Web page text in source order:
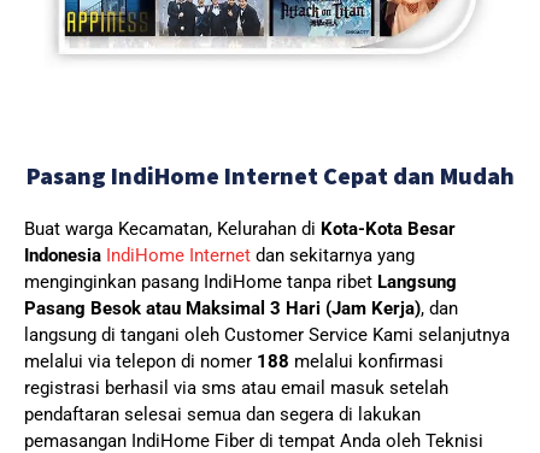
Pasang IndiHome Internet Cepat dan Mudah
Buat warga Kecamatan, Kelurahan di Kota-Kota Besar
Indonesia IndiHome Internet dan sekitarnya yang
menginginkan pasang IndiHome tanpa ribet Langsung
Pasang Besok atau Maksimal 3 Hari (Jam Kerja), dan
langsung di tangani oleh Customer Service Kami selanjutnya
melalui via telepon di nomer 188 melalui konfirmasi
registrasi berhasil via sms atau email masuk setelah
pendaftaran selesai semua dan segera di lakukan
pemasangan IndiHome Fiber di tempat Anda oleh Teknisi